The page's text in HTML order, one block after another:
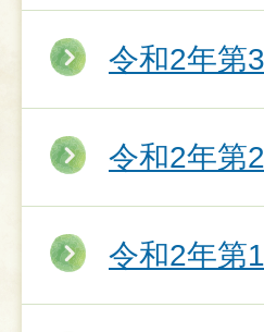
令和2年第
令和2年第
令和2年第